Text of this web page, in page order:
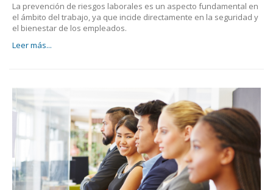
La prevención de riesgos laborales es un aspecto fundamental en
el ámbito del trabajo, ya que incide directamente en la seguridad y
el bienestar de los empleados.
Leer más...